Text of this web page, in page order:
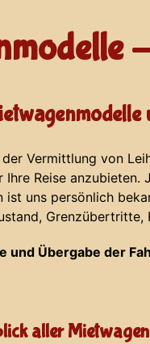
der Vermittlung von
Reise anzubieten.
ist uns persönlich
Grenzübertritte,
und Übergabe der
aller